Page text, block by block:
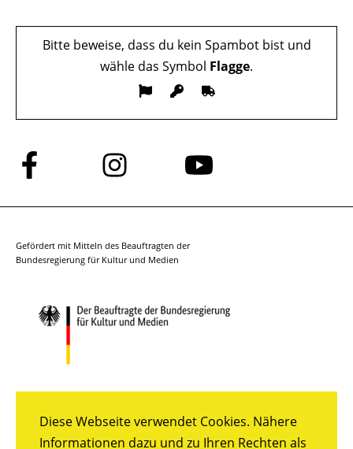
Diese Webseite verwendet Cookies. Nähere
Informationen dazu und zu Ihren Rechten als
Bitte beweise, dass du kein Spambot bist und
wähle das Symbol Flagge.
Folge
uns
auf
Folge
uns
auf
Folge
auf
Gefördert mit Mitteln des Beauftragten der
Bundesregierung für Kultur und Medien